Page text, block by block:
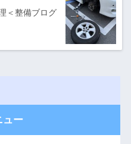
＜整備ブログ
ュー